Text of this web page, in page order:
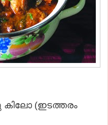
കിലോ (ഇടത്തരം